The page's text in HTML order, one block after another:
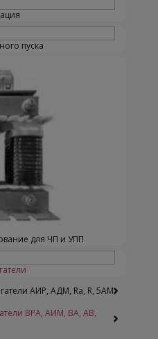
пуска
для ЧП и УПП
АИР, АДМ, Ra, R, 5AM
ВРА, АИМ, ВА, АВ,